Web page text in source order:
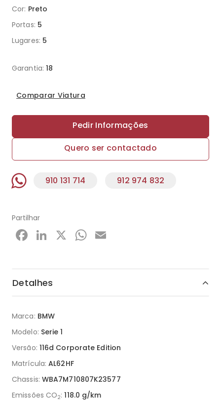
Cor: Preto
Portas: 5
Lugares: 5
Garantia: 18
Comparar Viatura
Pedir Informações
Quero ser contactado
910 131 714 912 974 832
Partilhar
Facebook
LinkedIn
X WhatsApp
Detalhes
Marca: BMW
Modelo: Serie 1
Versão: 116d Corporate Edition
Matrícula: AL62HF
Chassis: WBA7M710807K23577
Emissões CO2: 118.0 g/km